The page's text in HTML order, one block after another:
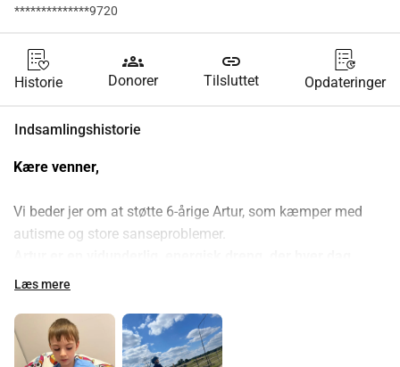
**************9720
Historie
groups
Donorer
link
Tilsluttet Opdateringer
Indsamlingshistorie
Kære venner,
Vi beder jer om at støtte 6-årige Artur, som kæmper med
autisme og store sanseproblemer.
lærer os, hvad det betyder at kæmpe mod modgang.
inspirationskilde for os.
Læs mere